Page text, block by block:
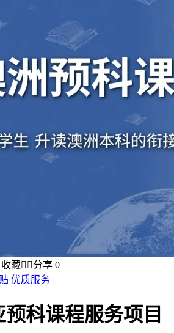
收藏 分享 0
优质服务
科课程服务项目